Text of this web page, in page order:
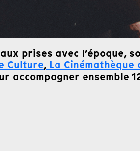
prises avec l’époque,
Culture,La Cinémathèque
accompagner ensemble